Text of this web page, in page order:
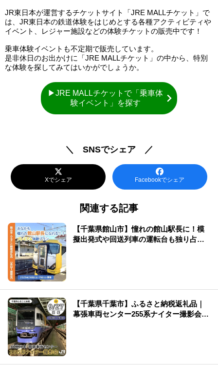
JR東日本が運営するチケットサイト「JRE MALLチケット」で
は、JR東日本の鉄道体験をはじめとする各種アクティビティや
イベント、レジャー施設などの体験チケットの販売中です！
乗車体験イベントも不定期で販売しています。
是非休日のお出かけに「JRE MALLチケット」の中から、特別
な体験を探してみてはいかがでしょうか。
▶JRE MALLチケットで「乗車体
験イベント」を探す
＼ SNSでシェア ／
Xでシェア Facebookでシェア
関連する記事
【千葉県館山市】憧れの館山駅長に！模
擬出発式や回送列車の運転台も独り占
【千葉県千葉市】ふるさと納税返礼品｜
幕張車両センター255系ナイター撮影会を